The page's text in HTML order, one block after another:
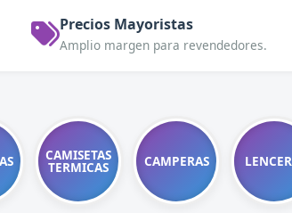
Precios Mayoristas
Amplio margen para revendedores.
CAMISETAS
TERMICAS CAMPERAS